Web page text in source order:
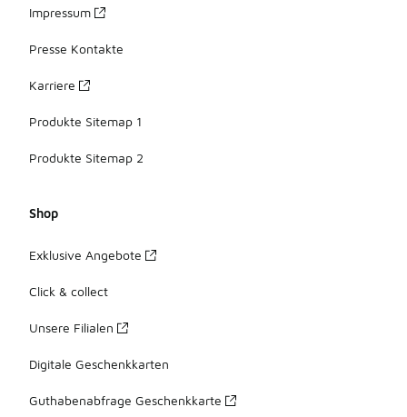
Impressum
Presse Kontakte
Karriere
Produkte Sitemap 1
Produkte Sitemap 2
Shop
Exklusive Angebote
Click & collect
Unsere Filialen
Digitale Geschenkkarten
Guthabenabfrage Geschenkkarte